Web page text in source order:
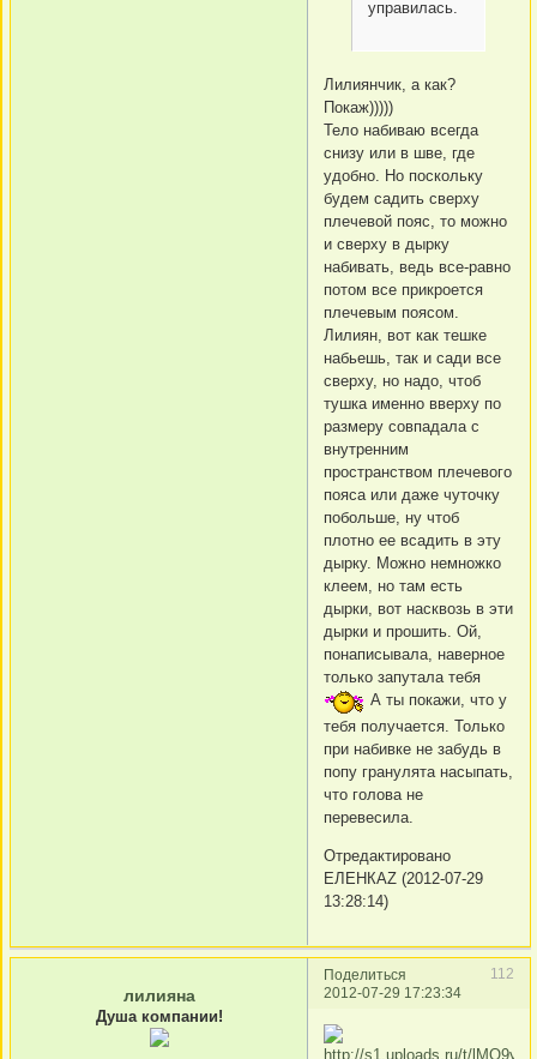
управилась.
Лилиянчик, а как?
Покаж)))))
Тело набиваю всегда
снизу или в шве, где
удобно. Но поскольку
будем садить сверху
плечевой пояс, то можно
и сверху в дырку
набивать, ведь все-равно
потом все прикроется
плечевым поясом.
Лилиян, вот как тешке
набьешь, так и сади все
сверху, но надо, чтоб
тушка именно вверху по
размеру совпадала с
внутренним
пространством плечевого
пояса или даже чуточку
побольше, ну чтоб
плотно ее всадить в эту
дырку. Можно немножко
клеем, но там есть
дырки, вот насквозь в эти
дырки и прошить. Ой,
понаписывала, наверное
только запутала тебя
А ты покажи, что у
тебя получается. Только
при набивке не забудь в
попу гранулята насыпать,
что голова не
перевесила.
Отредактировано
ЕЛЕНКАZ (2012-07-29
13:28:14)
Поделиться
112
2012-07-29 17:23:34
лилияна
Душа компании!